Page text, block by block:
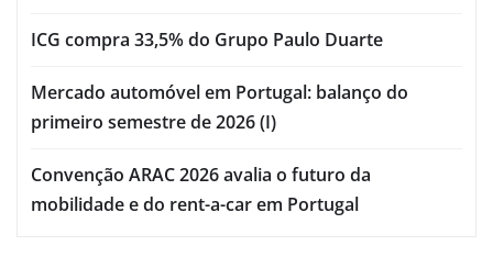
ICG compra 33,5% do Grupo Paulo Duarte
Mercado automóvel em Portugal: balanço do
primeiro semestre de 2026 (I)
Convenção ARAC 2026 avalia o futuro da
mobilidade e do rent-a-car em Portugal